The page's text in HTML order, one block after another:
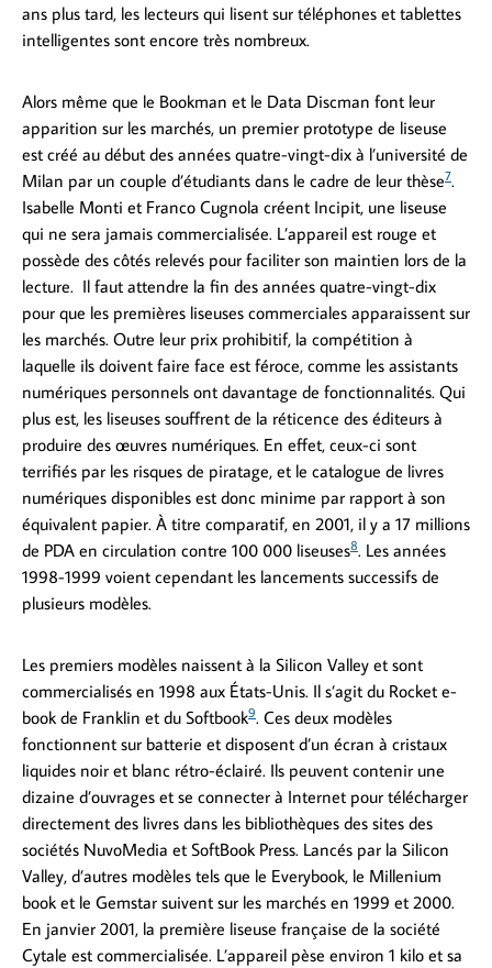
ans plus tard, les lecteurs qui lisent sur téléphones et tablettes
intelligentes sont encore très nombreux.
Alors même que le Bookman et le Data Discman font leur
apparition sur les marchés, un premier prototype de liseuse
est créé au début des années quatre-vingt-dix à l’université de
Milan par un couple d’étudiants dans le cadre de leur thèse7.
Isabelle Monti et Franco Cugnola créent Incipit, une liseuse
qui ne sera jamais commercialisée. L’appareil est rouge et
possède des côtés relevés pour faciliter son maintien lors de la
lecture. Il faut attendre la fin des années quatre-vingt-dix
pour que les premières liseuses commerciales apparaissent sur
les marchés. Outre leur prix prohibitif, la compétition à
laquelle ils doivent faire face est féroce, comme les assistants
numériques personnels ont davantage de fonctionnalités. Qui
plus est, les liseuses souffrent de la réticence des éditeurs à
produire des œuvres numériques. En effet, ceux-ci sont
terrifiés par les risques de piratage, et le catalogue de livres
numériques disponibles est donc minime par rapport à son
équivalent papier. À titre comparatif, en 2001, il y a 17 millions
de PDA en circulation contre 100 000 liseuses8. Les années
1998-1999 voient cependant les lancements successifs de
plusieurs modèles.
Les premiers modèles naissent à la Silicon Valley et sont
commercialisés en 1998 aux États-Unis. Il s’agit du Rocket e-
book de Franklin et du Softbook9. Ces deux modèles
fonctionnent sur batterie et disposent d’un écran à cristaux
liquides noir et blanc rétro-éclairé. Ils peuvent contenir une
dizaine d’ouvrages et se connecter à Internet pour télécharger
directement des livres dans les bibliothèques des sites des
sociétés NuvoMedia et SoftBook Press. Lancés par la Silicon
Valley, d’autres modèles tels que le Everybook, le Millenium
book et le Gemstar suivent sur les marchés en 1999 et 2000.
En janvier 2001, la première liseuse française de la société
Cytale est commercialisée. L’appareil pèse environ 1 kilo et sa